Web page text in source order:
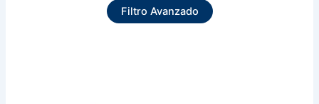
Filtro Avanzado